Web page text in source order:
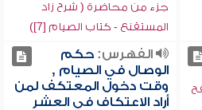
جزء من محاضرة ( شرح زاد
المستقنع - كتاب الصيام [7])
الفهرس:حكم
الوصال في الصيام ,
وقت دخول المعتكف لمن
أراد الاعتكاف في العشر